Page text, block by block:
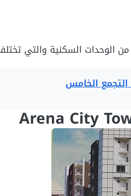
الوحدات السكنية والتي
الخامس